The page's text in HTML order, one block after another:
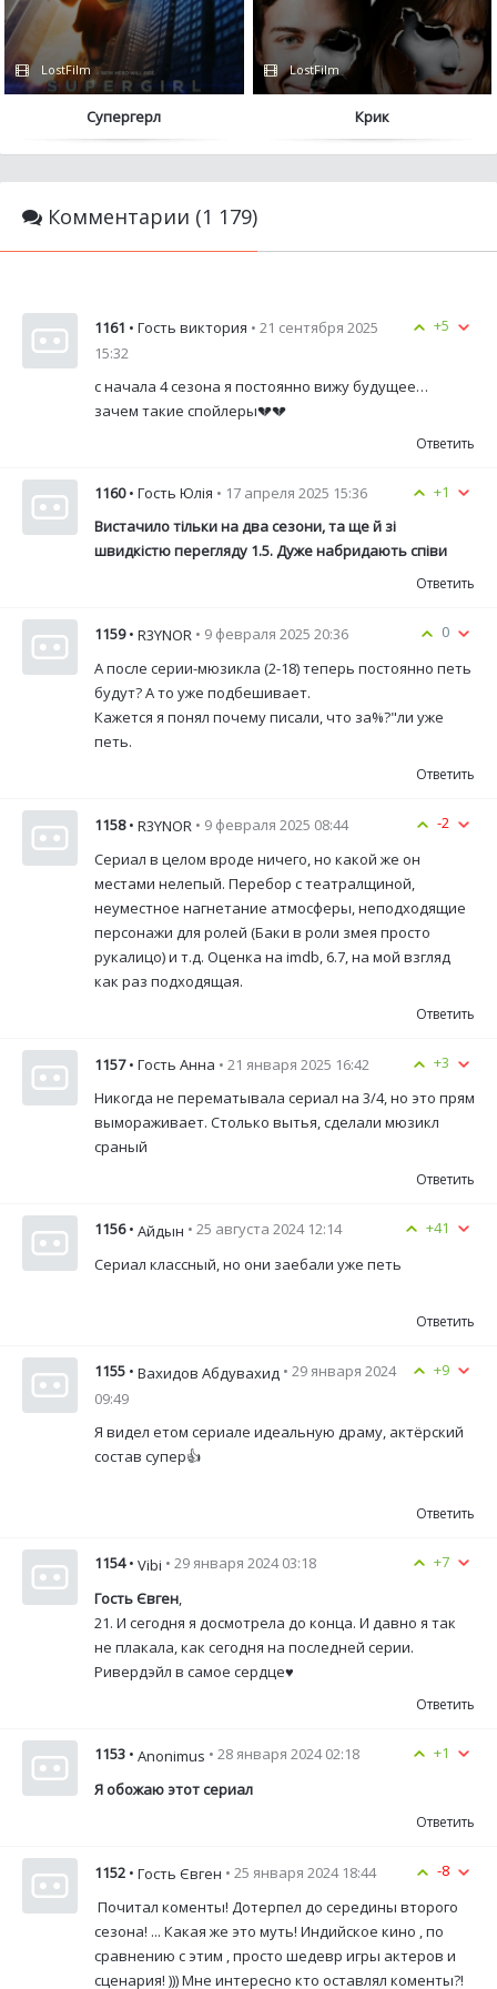
LostFilm
Супергерл
LostFilm
Крик
Комментарии (1 179)
+5
1161 • Гость виктория • 21 сентября 2025
15:32
с начала 4 сезона я постоянно вижу будущее…
зачем такие спойлеры💔💔
Ответить
+1
1160 • Гость Юлія • 17 апреля 2025 15:36
Вистачило тільки на два сезони, та ще й зі
швидкістю перегляду 1.5. Дуже набридають співи
Ответить
0
1159 • R3YNOR • 9 февраля 2025 20:36
А после серии-мюзикла (2-18) теперь постоянно петь
будут? А то уже подбешивает.
Кажется я понял почему писали, что за%?"ли уже
петь.
Ответить
-2
1158 • R3YNOR • 9 февраля 2025 08:44
Сериал в целом вроде ничего, но какой же он
местами нелепый. Перебор с театралщиной,
неуместное нагнетание атмосферы, неподходящие
персонажи для ролей (Баки в роли змея просто
рукалицо) и т.д. Оценка на imdb, 6.7, на мой взгляд
как раз подходящая.
Ответить
+3
1157 • Гость Анна • 21 января 2025 16:42
Никогда не перематывала сериал на 3/4, но это прям
вымораживает. Столько вытья, сделали мюзикл
сраный
Ответить
+41
1156 • Айдын • 25 августа 2024 12:14
Сериал классный, но они заебали уже петь
Ответить
+9
1155 • Вахидов Абдувахид • 29 января 2024
09:49
Я видел етом сериале идеальную драму, актёрский
состав супер👍
Ответить
+7
1154 • Vibi • 29 января 2024 03:18
Гость Євген,
21. И сегодня я досмотрела до конца. И давно я так
не плакала, как сегодня на последней серии.
Ривердэйл в самое сердце♥️
Ответить
+1
1153 • Anonimus • 28 января 2024 02:18
Я обожаю этот сериал
Ответить
-8
1152 • Гость Євген • 25 января 2024 18:44
Почитал коменты! Дотерпел до середины второго
сезона! ... Какая же это муть! Индийское кино , по
сравнению с этим , просто шедевр игры актеров и
сценария! ))) Мне интересно кто оставлял коменты?!